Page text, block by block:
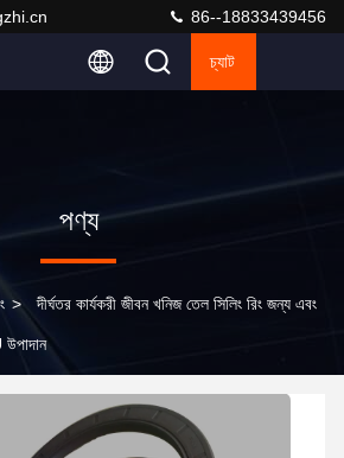
86--18833439456
চ্যাট
পণ্য
> দীর্ঘতর কার্যকরী জীবন খনিজ তেল সিলিং রিং জন্য এবং